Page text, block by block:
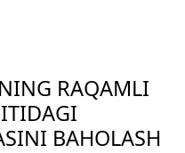
RAQAMLI
BAHOLASH